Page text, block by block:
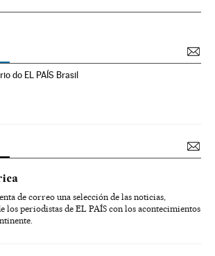
do EL PAÍS Brasil
de correo una selección de las noticias,
los periodistas de EL PAÍS con los acontecimientos